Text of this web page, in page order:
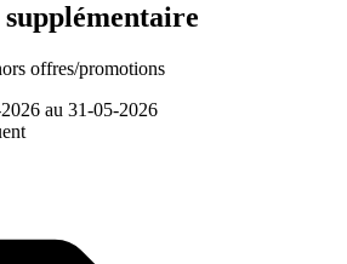
offres/promotions
au 31-05-2026